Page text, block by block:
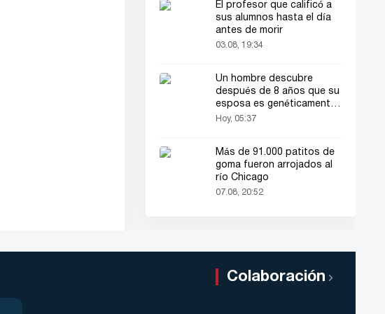
El profesor que calificó a
sus alumnos hasta el día
antes de morir
03.08, 19:34
Un hombre descubre
después de 8 años que su
esposa es genéticamente
de sexo masculino
Hoy, 05:37
Más de 91.000 patitos de
goma fueron arrojados al
río Chicago
07.08, 20:52
Colaboración